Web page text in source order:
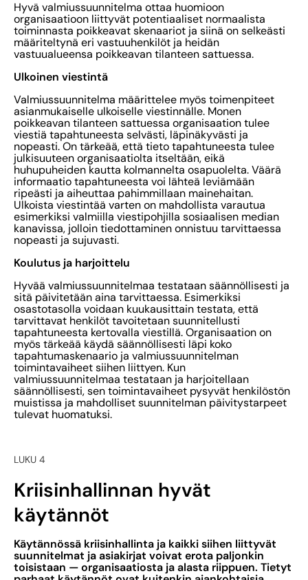
Hyvä valmiussuunnitelma ottaa huomioon
organisaatioon liittyvät potentiaaliset normaalista
toiminnasta poikkeavat skenaariot ja siinä on selkeästi
määriteltynä eri vastuuhenkilöt ja heidän
vastuualueensa poikkeavan tilanteen sattuessa.
Ulkoinen viestintä
Valmiussuunnitelma määrittelee myös toimenpiteet
asianmukaiselle ulkoiselle viestinnälle. Monen
poikkeavan tilanteen sattuessa organisaation tulee
viestiä tapahtuneesta selvästi, läpinäkyvästi ja
nopeasti. On tärkeää, että tieto tapahtuneesta tulee
julkisuuteen organisaatiolta itseltään, eikä
huhupuheiden kautta kolmannelta osapuolelta. Väärä
informaatio tapahtuneesta voi lähteä leviämään
ripeästi ja aiheuttaa pahimmillaan mainehaitan.
Ulkoista viestintää varten on mahdollista varautua
esimerkiksi valmiilla viestipohjilla sosiaalisen median
kanavissa, jolloin tiedottaminen onnistuu tarvittaessa
nopeasti ja sujuvasti.
Koulutus ja harjoittelu
Hyvää valmiussuunnitelmaa testataan säännöllisesti ja
sitä päivitetään aina tarvittaessa. Esimerkiksi
osastotasolla voidaan kuukausittain testata, että
tarvittavat henkilöt tavoitetaan suunnitellusti
tapahtuneesta kertovalla viestillä. Organisaation on
myös tärkeää käydä säännöllisesti läpi koko
tapahtumaskenaario ja valmiussuunnitelman
toimintavaiheet siihen liittyen. Kun
valmiussuunnitelmaa testataan ja harjoitellaan
säännöllisesti, sen toimintavaiheet pysyvät henkilöstön
muistissa ja mahdolliset suunnitelman päivitystarpeet
tulevat huomatuksi.
LUKU 4
Kriisinhallinnan hyvät
käytännöt
Käytännössä kriisinhallinta ja kaikki siihen liittyvät
suunnitelmat ja asiakirjat voivat erota paljonkin
toisistaan — organisaatiosta ja alasta riippuen. Tietyt